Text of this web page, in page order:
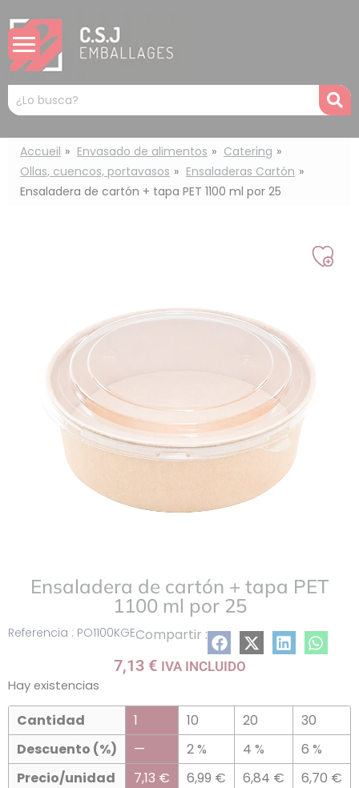
Mots
clés
:
Accueil Envasado de alimentos
Catering
Ollas, cuencos, portavasos
Ensaladeras Cartón
Ensaladera de cartón + tapa PET 1100 ml por 25
Referencia : PO1100KGECompartir :
Ensaladera de cartón + tapa PET
1100 ml por 25
7,13 € IVA INCLUIDO
Hay existencias
Cantidad
Descuento (%)
Precio/unidad
1
—
7,13 €
10
2 %
6,99 €
20
4 %
6,84 €
30
6 %
6,70 €